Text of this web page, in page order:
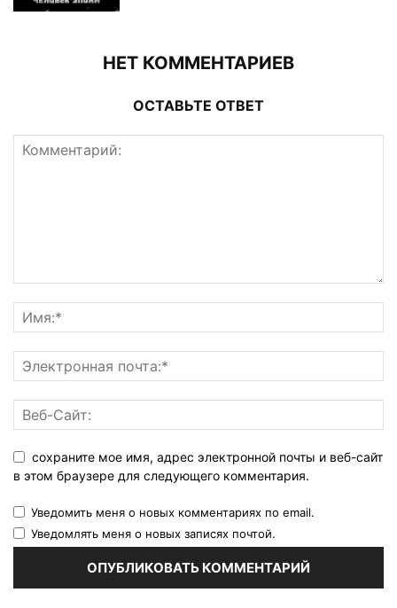
НЕТ КОММЕНТАРИЕВ
ОСТАВЬТЕ ОТВЕТ
сохраните мое имя, адрес электронной почты и веб-сайт
в этом браузере для следующего комментария.
Уведомить меня о новых комментариях по email.
Уведомлять меня о новых записях почтой.